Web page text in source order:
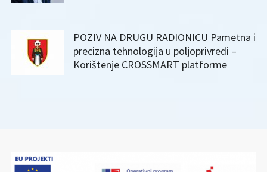
POZIV NA DRUGU RADIONICU Pametna i
precizna tehnologija u poljoprivredi –
Korištenje CROSSMART platforme